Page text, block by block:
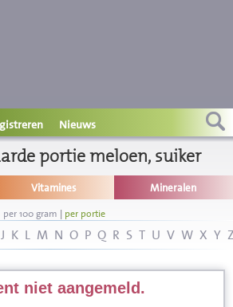
Nieuws
portie meloen, suiker
Vitamines Mineralen
per 100 gram | per portie
J K L M N O P Q R S T U V W X Y
niet aangemeld.